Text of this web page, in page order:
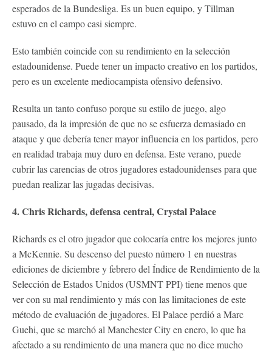
esperados de la Bundesliga. Es un buen equipo, y Tillman
estuvo en el campo casi siempre.
Esto también coincide con su rendimiento en la selección
estadounidense. Puede tener un impacto creativo en los partidos,
pero es un excelente mediocampista ofensivo defensivo.
Resulta un tanto confuso porque su estilo de juego, algo
pausado, da la impresión de que no se esfuerza demasiado en
ataque y que debería tener mayor influencia en los partidos, pero
en realidad trabaja muy duro en defensa. Este verano, puede
cubrir las carencias de otros jugadores estadounidenses para que
puedan realizar las jugadas decisivas.
4. Chris Richards, defensa central, Crystal Palace
Richards es el otro jugador que colocaría entre los mejores junto
a McKennie. Su descenso del puesto número 1 en nuestras
ediciones de diciembre y febrero del Índice de Rendimiento de la
Selección de Estados Unidos (USMNT PPI) tiene menos que
ver con su mal rendimiento y más con las limitaciones de este
método de evaluación de jugadores. El Palace perdió a Marc
Guehi, que se marchó al Manchester City en enero, lo que ha
afectado a su rendimiento de una manera que no dice mucho